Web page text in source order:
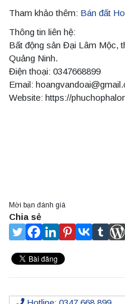
Tham khảo thêm: Bán đất
Thông tin liên hệ:
Bất động sản Đại Lâm Mộc,
Quảng Ninh.
Điện thoại: 0347668899
Email:
Website: https://
Mời bạn đánh giá
Chia sẻ